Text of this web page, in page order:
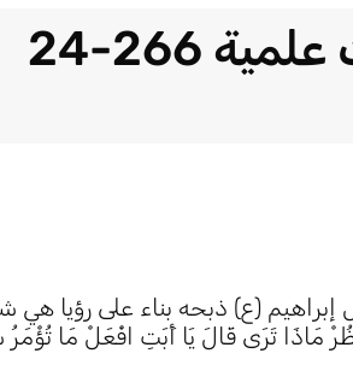
266-24
(ع) ذبحه بناء على رؤيا هي
مَاذَا تَرَى قَالَ يَا أَبَتِ افْعَلْ مَا